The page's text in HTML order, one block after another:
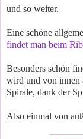
und so weiter.
Eine schöne
findet man beim
Besonders schön
wird und von innen
Spirale, dank der
Also einmal von